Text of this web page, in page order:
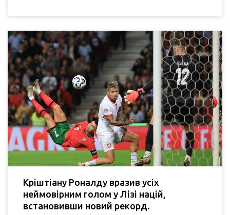
Кріштіану Роналду вразив усіх
неймовірним голом у Лізі націй,
встановивши новий рекорд.